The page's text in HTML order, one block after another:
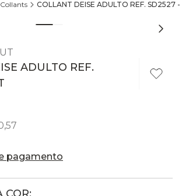
Collants COLLANT DEISE ADULTO REF. SD2527 -
ADULTO REF.
,57
pagamento